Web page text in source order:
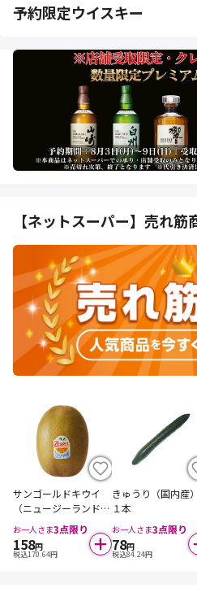
予約限定ウイスキー
【ネットスーパー】売れ筋
サンゴールドキウイ
（ニュージーランド
産） １コ
お一人さま3点限り
158円
税込170.64円
きゅうり（国内産
１本
お一人さま3点限り
78円
税込84.24円